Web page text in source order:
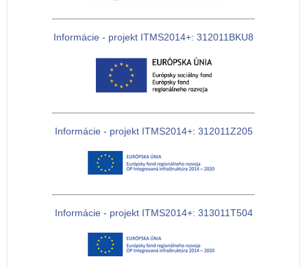
Informácie - projekt ITMS2014+: 312011BKU8
Informácie - projekt ITMS2014+: 312011Z205
Informácie - projekt ITMS2014+: 313011T504